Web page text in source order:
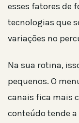
esses fatores de
tecnologias que
variações no
Na sua rotina,
pequenos. O
canais fica mais
conteúdo tende a